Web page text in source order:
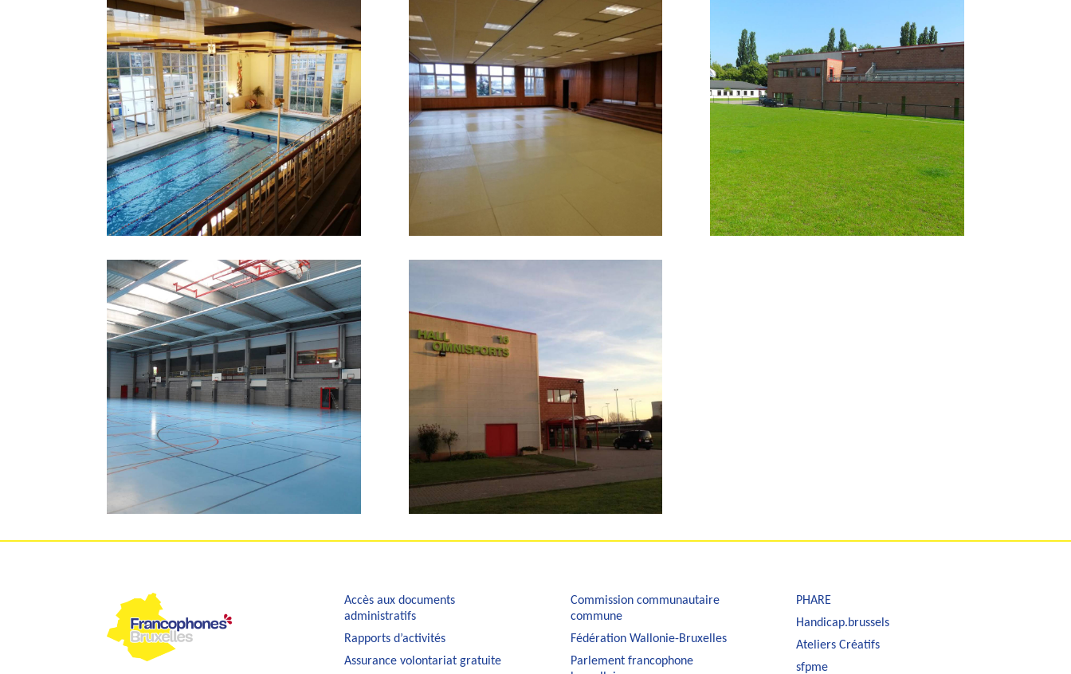
Accès aux documents
administratifs
Rapports d’activités
Assurance volontariat gratuite
Commission communautaire
commune
Fédération Wallonie-Bruxelles
Parlement francophone
PHARE
Handicap.brussels
Ateliers Créatifs
sfpme